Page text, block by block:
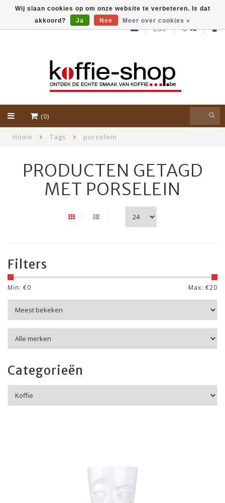
EUR
(0)
Home Tags porselein
PRODUCTEN GETAGD
MET PORSELEIN
Filters
Min: €0 Max: €20
Categorieën
Wij slaan cookies op om onze website te verbeteren. Is dat
akkoord?
Ja Nee Meer over cookies »